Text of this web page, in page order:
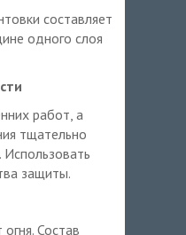
составляет
одного слоя
работ, а
тщательно
защиты.
Состав